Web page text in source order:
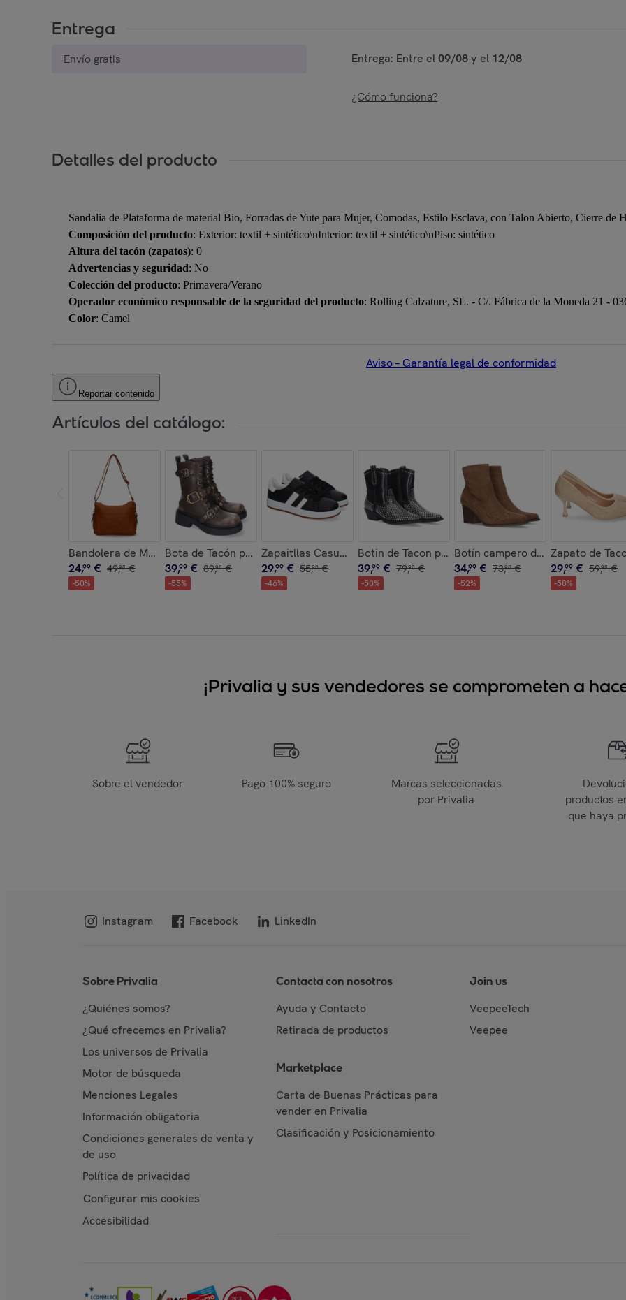
Entrega
Envío gratis Entrega: Entre el 09/08y el 12/08
¿Cómo funciona?
Detalles del producto
Sandalia de Plataforma de material Bio, Forradas de Yute para Mujer, Comodas, Estilo Esclava, con Talon Abierto, Cierre de
Composición del producto: Exterior: textil + sintético\nInterior: textil + sintético\nPiso: sintético
Altura del tacón (zapatos): 0
Advertencias y seguridad: No
Colección del producto: Primavera/Verano
Operador económico responsable de la seguridad del producto: Rolling Calzature, SL. - C/. Fábrica de la Moneda 21 -
Color: Camel
Aviso – Garantía legal de conformidad
Reportar contenido
Artículos del catálogo:
Bandolera de Mujer con Correa Ajustable, Diseño Moderno
24,99 € 49,98 €
-50%
Bota de Tacón para Mujer, Comodas y Elegantes, Adornos de Hebillas
39,99 € 89,98 €
-55%
Zapaitllas Casual para Hombre, Estilo Moderno y Cómodo, Ideales para
29,99 € 55,98 €
-46%
Botin de Tacon para Mujer
39,99 € 79,98 €
-50%
Botín campero de tacón
34,99 € 73,98 €
-52%
Zapato de
29,99 € 59,98 €
-50%
¡Privalia y sus vendedores se comprometen a
Sobre el vendedor Pago 100% seguro
Marcas seleccionadas
por Privalia
productos
que haya
Instagram Facebook LinkedIn
Sobre Privalia
¿Quiénes somos?
¿Qué ofrecemos en Privalia?
Los universos de Privalia
Motor de búsqueda
Menciones Legales
Información obligatoria
Condiciones generales de venta y
de uso
Política de privacidad
Configurar mis cookies
Accesibilidad
Contacta con nosotros
Ayuda y Contacto
Retirada de productos
Marketplace
Carta de Buenas Prácticas para
vender en Privalia
Clasificación y Posicionamiento
Join us
VeepeeTech
Veepee